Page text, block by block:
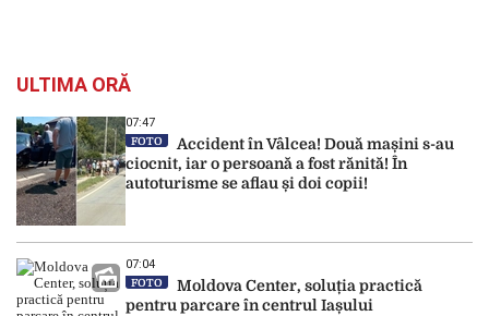
ULTIMA ORĂ
07:47
FOTO
Accident în Vâlcea! Două mașini s-au
ciocnit, iar o persoană a fost rănită! În
autoturisme se aflau și doi copii!
07:04
FOTO
Moldova Center, soluția practică
pentru parcare în centrul Iașului